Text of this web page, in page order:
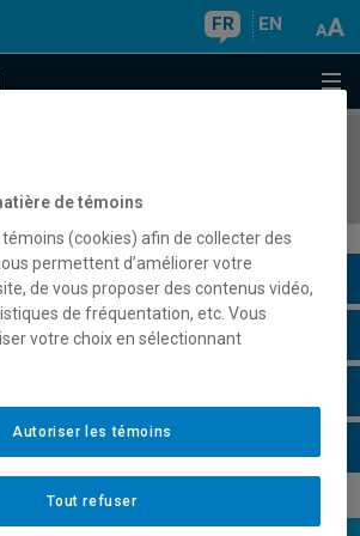
FR EN
de témoins
témoins (cookies) afin de collecter des
permettent d’améliorer votre
de vous proposer des contenus vidéo,
de fréquentation, etc. Vous
votre choix en sélectionnant
Tout refuser
Autoriser les témoins